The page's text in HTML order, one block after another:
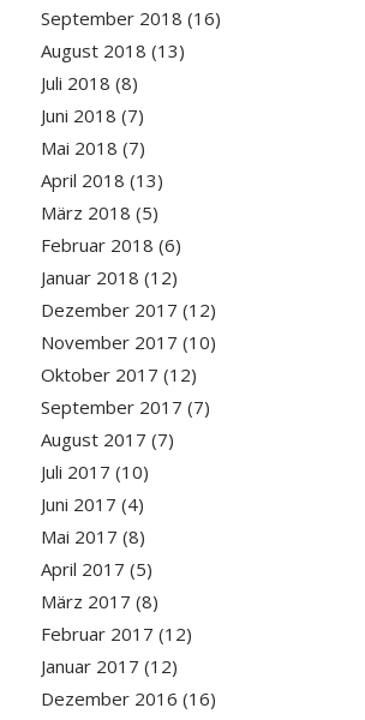
September 2018 (16)
August 2018 (13)
Juli 2018 (8)
Juni 2018 (7)
Mai 2018 (7)
April 2018 (13)
März 2018 (5)
Februar 2018 (6)
Januar 2018 (12)
Dezember 2017 (12)
November 2017 (10)
Oktober 2017 (12)
September 2017 (7)
August 2017 (7)
Juli 2017 (10)
Juni 2017 (4)
Mai 2017 (8)
April 2017 (5)
März 2017 (8)
Februar 2017 (12)
Januar 2017 (12)
Dezember 2016 (16)